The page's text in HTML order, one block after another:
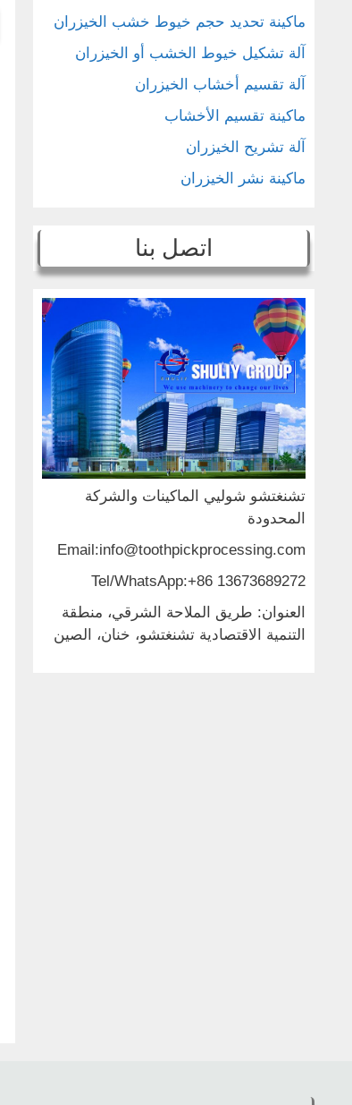
ماكينة تحديد حجم خيوط خشب الخيزران
آلة تشكيل خيوط الخشب أو الخيزران
آلة تقسيم أخشاب الخيزران
ماكينة تقسيم الأخشاب
آلة تشريح الخيزران
ماكينة نشر الخيزران
اتصل بنا
تشنغتشو شوليي الماكينات والشركة
المحدودة
Email:info@toothpickprocessing.com
Tel/WhatsApp:+86 13673689272
العنوان: طريق الملاحة الشرقي، منطقة
التنمية الاقتصادية تشنغتشو، خنان، الصين